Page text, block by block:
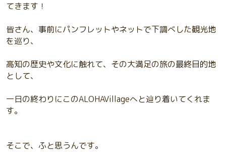
てきます！
皆さん、事前にパンフレットやネットで下調べした観光地
を巡り、
高知の歴史や文化に触れて、その大満足の旅の最終目的地
として、
一日の終わりにこのALOHAVillageへと辿り着いてくれま
す。
そこで、ふと思うんです。